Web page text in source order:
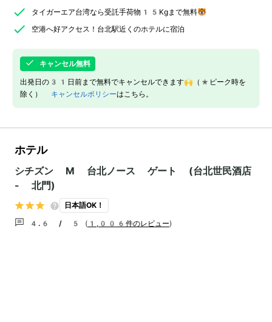
タイガーエア台湾なら受託手荷物15Kgまで無料🐯
空港へ好アクセス！台北駅近くのホテルに宿泊
キャンセル無料
出発日の31日前まで無料でキャンセルできます🙌（*ピーク時を
除く） キャンセルポリシーはこちら。
ホテル
シチズン M 台北ノース ゲート (台北世民酒店
- 北門)
日本語OK！
4.6 / 5 ( 1,006件のレビュー)